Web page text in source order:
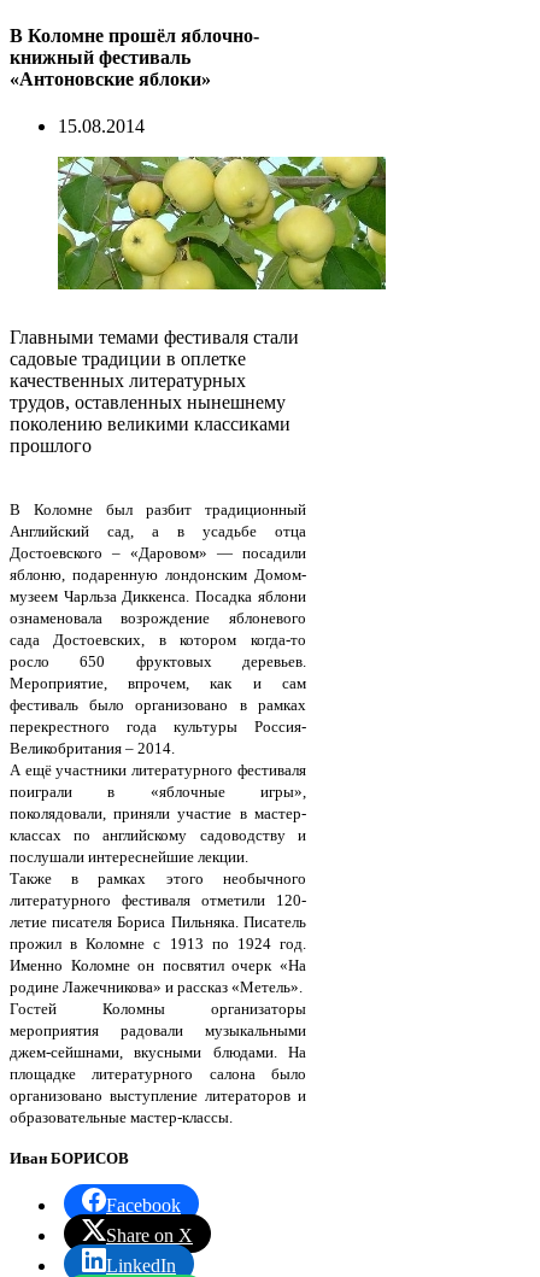
В Коломне прошёл яблочно-
книжный фестиваль
«Антоновские яблоки»
15.08.2014
Главными темами фестиваля стали
садовые традиции в оплетке
качественных литературных
трудов, оставленных нынешнему
поколению великими классиками
прошлого
В Коломне был разбит традиционный
Английский сад, а в усадьбе отца
Достоевского – «Даровом» — посадили
яблоню, подаренную лондонским Домом-
музеем Чарльза Диккенса. Посадка яблони
ознаменовала возрождение яблоневого
сада Достоевских, в котором когда-то
росло 650 фруктовых деревьев.
Мероприятие, впрочем, как и сам
фестиваль было организовано в рамках
перекрестного года культуры Россия-
Великобритания – 2014.
А ещё участники литературного фестиваля
поиграли в «яблочные игры»,
поколядовали, приняли участие в мастер-
классах по английскому садоводству и
послушали интереснейшие лекции.
Также в рамках этого необычного
литературного фестиваля отметили 120-
летие писателя Бориса Пильняка. Писатель
прожил в Коломне с 1913 по 1924 год.
Именно Коломне он посвятил очерк «На
родине Лажечникова» и рассказ «Метель».
Гостей Коломны организаторы
мероприятия радовали музыкальными
джем-сейшнами, вкусными блюдами. На
площадке литературного салона было
организовано выступление литераторов и
образовательные мастер-классы.
Иван БОРИСОВ
Facebook
Share on X
LinkedIn